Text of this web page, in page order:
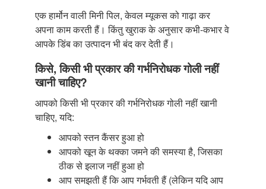
एक हार्मोन वाली मिनी पिल, केवल म्यूकस को गाढ़ा कर
अपना काम करती हैं। किंतु खुराक के अनुसार कभी-कभार वे
आपके डिंब का उत्पादन भी बंद कर देती हैं।
किसे, किसी भी प्रकार की गर्भनिरोधक गोली नहीं
खानी चाहिए?
आपको किसी भी प्रकार की गर्भनिरोधक गोली नहीं खानी
चाहिए, यदि:
आपको स्तन कैंसर हुआ हो
आपको खून के थक्का जमने की समस्या है, जिसका
ठीक से इलाज नहीं हुआ हो
आप समझती हैं कि आप गर्भवती हैं (लेकिन यदि आप